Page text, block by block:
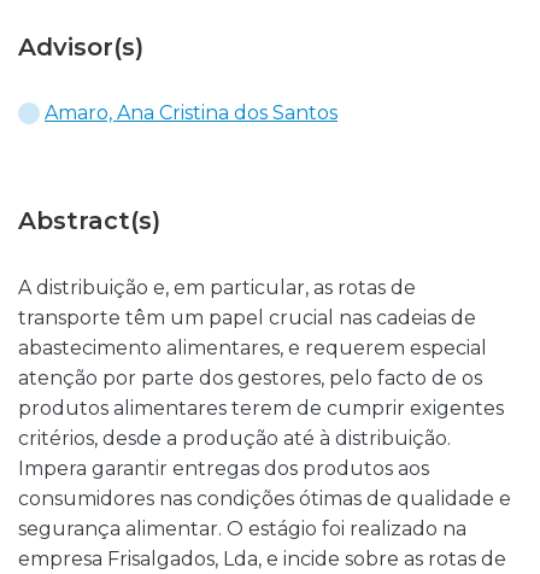
Advisor(s)
Amaro, Ana Cristina dos Santos
Abstract(s)
A distribuição e, em particular, as rotas de
transporte têm um papel crucial nas cadeias de
abastecimento alimentares, e requerem especial
atenção por parte dos gestores, pelo facto de os
produtos alimentares terem de cumprir exigentes
critérios, desde a produção até à distribuição.
Impera garantir entregas dos produtos aos
consumidores nas condições ótimas de qualidade e
segurança alimentar. O estágio foi realizado na
empresa Frisalgados, Lda, e incide sobre as rotas de